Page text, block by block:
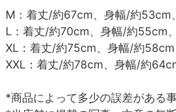
M：着丈/約67cm、身幅/約53cm
L：着丈/約70cm、身幅/約55cm
XL：着丈/約75cm、身幅/約58cm
XXL：着丈/約78cm、身幅/約
*商品によって多少の誤差がある